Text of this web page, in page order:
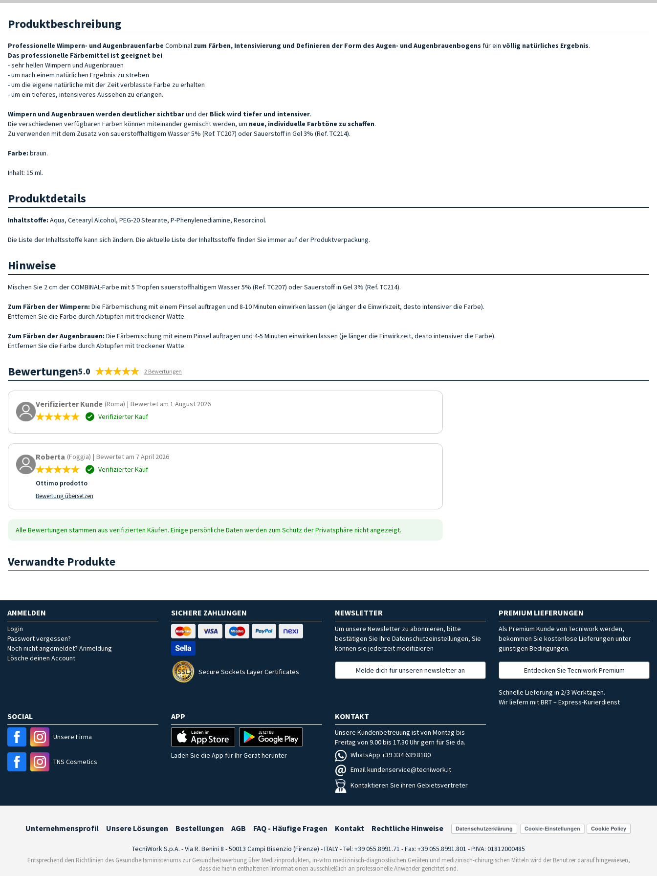
Produktbeschreibung
Professionelle Wimpern- und Augenbrauenfarbe Combinal zum Färben, Intensivierung und Definieren der Form des Augen- und Augenbrauenbogens für ein völlig natürliches Ergebnis.
Das professionelle Färbemittel ist geeignet bei
- sehr hellen Wimpern und Augenbrauen
- um nach einem natürlichen Ergebnis zu streben
- um die eigene natürliche mit der Zeit verblasste Farbe zu erhalten
- um ein tieferes, intensiveres Aussehen zu erlangen.
Wimpern und Augenbrauen werden deutlicher sichtbarund der Blick wird tiefer und intensiver.
Die verschiedenen verfügbaren Farben können miteinander gemischt werden, um neue, individuelle Farbtöne zu schaffen.
Zu verwenden mit dem Zusatz von sauerstoffhaltigem Wasser 5% (Ref. TC207) oder Sauerstoff in Gel 3% (Ref. TC214).
Farbe: braun.
Inhalt: 15 ml.
Produktdetails
Inhaltstoffe: Aqua, Cetearyl Alcohol, PEG-20 Stearate, P-Phenylenediamine, Resorcinol.
Die Liste der Inhaltsstoffe kann sich ändern. Die aktuelle Liste der Inhaltsstoffe finden Sie immer auf der Produktverpackung.
Hinweise
Mischen Sie 2 cm der COMBINAL-Farbe mit 5 Tropfen sauerstoffhaltigem Wasser 5% (Ref. TC207) oder Sauerstoff in Gel 3% (Ref. TC214).
Zum Färben der Wimpern: Die Färbemischung mit einem Pinsel auftragen und 8-10 Minuten einwirken lassen (je länger die Einwirkzeit, desto intensiver die Farbe).
Entfernen Sie die Farbe durch Abtupfen mit trockener Watte.
Zum Färben der Augenbrauen: Die Färbemischung mit einem Pinsel auftragen und 4-5 Minuten einwirken lassen (je länger die Einwirkzeit, desto intensiver die Farbe).
Entfernen Sie die Farbe durch Abtupfen mit trockener Watte.
Bewertungen5.0 2 Bewertungen
Verifizierter Kunde (Roma) | Bewertet am 1 August 2026
Verifizierter Kauf
Roberta (Foggia) | Bewertet am 7 April 2026
Verifizierter Kauf
Ottimo prodotto
Bewertung übersetzen
Alle Bewertungen stammen aus verifizierten Käufen. Einige persönliche Daten werden zum Schutz der Privatsphäre nicht angezeigt.
Verwandte Produkte
ANMELDEN
Login
Passwort vergessen?
Noch nicht angemeldet? Anmeldung
Lösche deinen Account
SICHERE ZAHLUNGEN
Secure Sockets Layer Certificates
NEWSLETTER
Um unsere Newsletter zu abonnieren, bitte
bestätigen Sie Ihre Datenschutzeinstellungen, Sie
können sie jederzeit modifizieren
Melde dich für unseren newsletter an
PREMIUM LIEFERUNGEN
Als Premium Kunde von Tecniwork werden,
bekommen Sie kostenlose Lieferungen unter
günstigen Bedingungen.
Entdecken Sie Tecniwork Premium
Schnelle Lieferung in 2/3 Werktagen.
Wir liefern mit BRT – Express-Kurierdienst
SOCIAL
Unsere Firma
TNS Cosmetics
APP
Laden Sie die App für Ihr Gerät herunter
KONTAKT
Unsere Kundenbetreuung ist von Montag bis
Freitag von 9.00 bis 17.30 Uhr gern für Sie da.
WhatsApp +39 334 639 8180
Email kundenservice@tecniwork.it
Kontaktieren Sie ihren Gebietsvertreter
Unternehmensprofil Unsere Lösungen Bestellungen AGB FAQ - Häufige Fragen Kontakt Rechtliche Hinweise Cookie-Einstellungen
TecniWork S.p.A. - Via R. Benini 8 - 50013 Campi Bisenzio (Firenze) - ITALY - Tel: +39 055.8991.71 - Fax: +39 055.8991.801 - P.IVA: 01812000485
Entsprechend den Richtlinien des Gesundheitsministeriums zur Gesundheitswerbung über Medizinprodukten, in-vitro medizinisch-diagnostischen Geräten und medizinisch-chirurgischen Mitteln wird der Benutzer darauf hingewiesen,
dass die hierin enthaltenen Informationen ausschließlich an professionelle Anwender gerichtet sind.